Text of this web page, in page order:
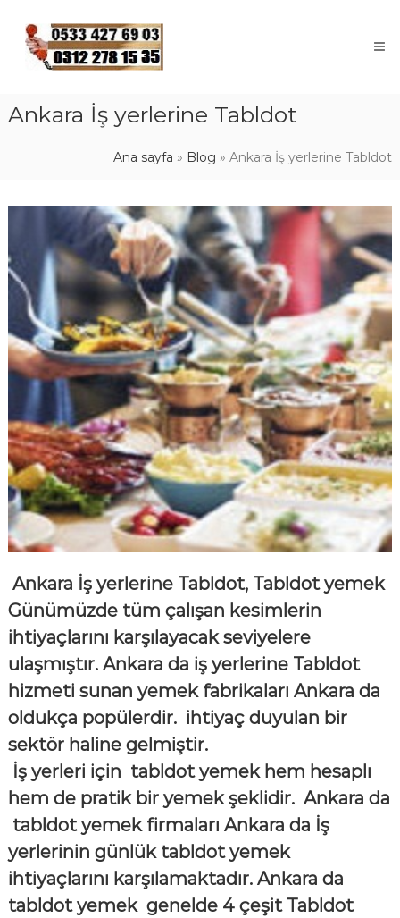
content
Ankara İş yerlerine Tabldot
Ana sayfa » Blog »Ankara İş yerlerine Tabldot
Ankara İş yerlerine Tabldot, Tabldot yemek
Günümüzde tüm çalışan kesimlerin
ihtiyaçlarını karşılayacak seviyelere
ulaşmıştır. Ankara da iş yerlerine Tabldot
hizmeti sunan yemek fabrikaları Ankara da
oldukça popülerdir. ihtiyaç duyulan bir
sektör haline gelmiştir.
İş yerleri için tabldot yemek hem hesaplı
hem de pratik bir yemek şeklidir. Ankara da
tabldot yemek firmaları Ankara da İş
yerlerinin günlük tabldot yemek
ihtiyaçlarını karşılamaktadır. Ankara da
tabldot yemek genelde 4 çeşit Tabldot